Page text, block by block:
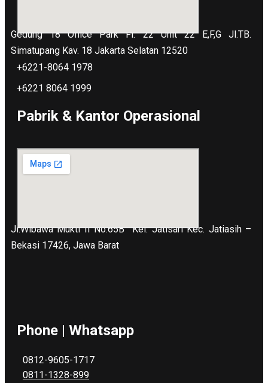
Gedung 18 Office Park Fl. 22 Unit 22 E,F,G Jl.TB.
Simatupang Kav. 18 Jakarta Selatan 12520
+6221-8064 1978
+6221 8064 1999
Pabrik & Kantor Operasional
Jl.Wibawa Mukti II No.65B
Kel. Jatisari Kec. Jatiasih –
Bekasi 17426, Jawa Barat
Phone | Whatsapp
0812-9605-1717
0811-1328-899